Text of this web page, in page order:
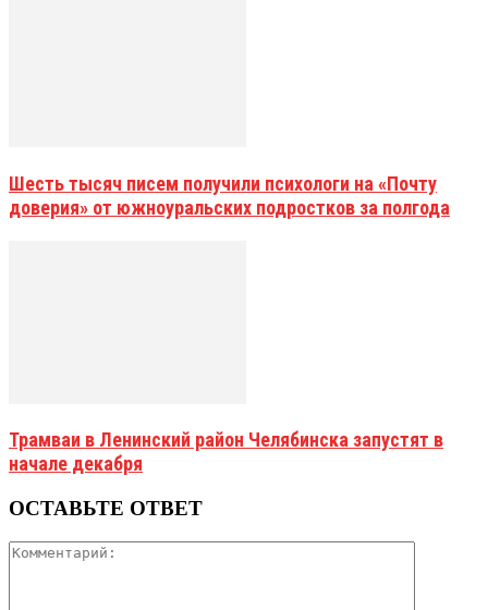
Шесть тысяч писем получили психологи на «Почту
доверия» от южноуральских подростков за полгода
Трамваи в Ленинский район Челябинска запустят в
начале декабря
ОСТАВЬТЕ ОТВЕТ